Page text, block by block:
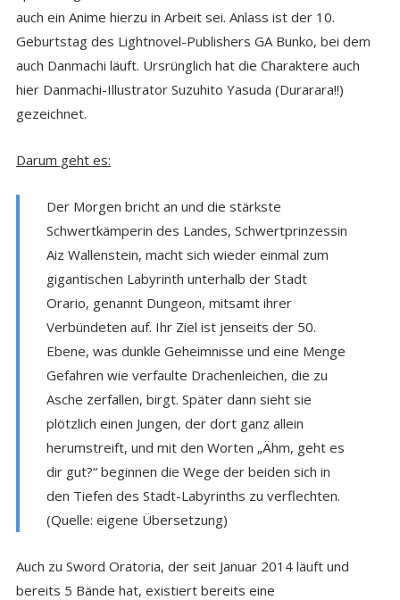
auch ein Anime hierzu in Arbeit sei. Anlass ist der 10.
Geburtstag des Lightnovel-Publishers GA Bunko, bei dem
auch Danmachi läuft. Ursrünglich hat die Charaktere auch
hier Danmachi-Illustrator Suzuhito Yasuda (Durarara!!)
gezeichnet.
Darum geht es:
Der Morgen bricht an und die stärkste
Schwertkämperin des Landes, Schwertprinzessin
Aiz Wallenstein, macht sich wieder einmal zum
gigantischen Labyrinth unterhalb der Stadt
Orario, genannt Dungeon, mitsamt ihrer
Verbündeten auf. Ihr Ziel ist jenseits der 50.
Ebene, was dunkle Geheimnisse und eine Menge
Gefahren wie verfaulte Drachenleichen, die zu
Asche zerfallen, birgt. Später dann sieht sie
plötzlich einen Jungen, der dort ganz allein
herumstreift, und mit den Worten „Ähm, geht es
dir gut?“ beginnen die Wege der beiden sich in
den Tiefen des Stadt-Labyrinths zu verflechten.
(Quelle: eigene Übersetzung)
Auch zu Sword Oratoria, der seit Januar 2014 läuft und
bereits 5 Bände hat, existiert bereits eine